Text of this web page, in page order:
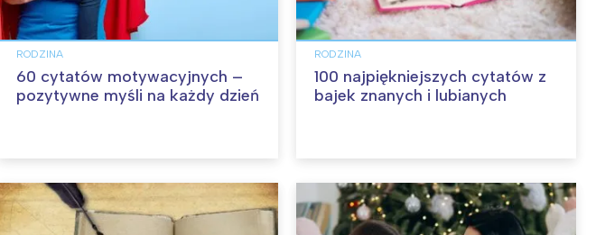
RODZINA
60 cytatów motywacyjnych –
pozytywne myśli na każdy dzień
RODZINA
100 najpiękniejszych cytatów z
bajek znanych i lubianych